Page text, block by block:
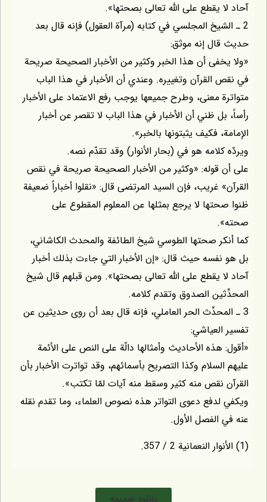
آحاد لا يقطع على اللّه تعالى بصحتها».
2 ـ الشيخ المجلسي في كتابه (مرآة العقول) فإنه قال بعد
حديث قال إنه موثق:
«ولا يخفى أن هذا الخبر وكثير من الأخبار الصحيحة صريحة
في نقص القرآن وتغييره. وعندي أن الأخبار في هذا الباب
متواترة معنى، وطرح جميعها يوجب رفع الاعتماد على الأخبار
رأساً، بل ظني أن الأخبار في هذا الباب لا تقصر عن أخبار
الإمامة، فكيف يثبتونها بالخبر».
ويردّه كلامه هو في (بحار الأنوار) وقد تقدّم نصه.
على أن قوله: «وكثير من الأخبار الصحيحة صريحة في نقص
القرآن» غريب، فإن السيد المرتضى قال: «نقلوا أخباراً ضعيفة
ظنوا صحتها لا يرجع بمثلها عن المعلوم المقطوع على
صحته».
كما أنكر صحتها الطوسي شيخ الطائفة والمحدث الكاشاني،
بل هو نفسه حيث قال: «إن الأخبار التي جاءت بذلك أخبار
آحاد لا يقطع على اللّه تعالى بصحتها». ومن قبلهم قال شيخ
المحدِّثين الصدوق وتقدم كلامه.
3 ـ المحدِّث الحر العاملي، فإنه قال بعد أن روى حديثين عن
تفسير العياشي:
«أقول: هذه الأحاديث وأمثالها دالّة على النص على الأئمة
عليهم السلام وكذا التصريح بأسمائهم، وقد تواترت الأخبار بأن
القرآن نقص منه كثير وسقط منه آيات لمّا تكتب».
ويكفي لدفع دعوى التواتر هذه نصوص العلماء، وما تقدم نقله
عنه في الفصل الأول.
(1) الأنوار النعمانية 2 / 357.